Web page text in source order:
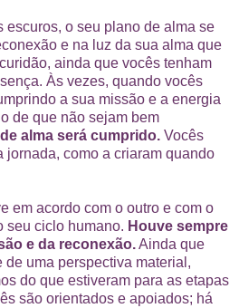
escuros, o seu plano de alma se
e na luz da sua alma que
ainda que vocês tenham
Às vezes, quando vocês
a sua missão e a energia
de que não sejam bem
alma será cumprido. Vocês
jornada, como a criaram quando
em acordo com o outro e com o
seu ciclo humano. Houve sempre
e da reconexão.Ainda que
de uma perspectiva material,
do que estiveram para as etapas
são orientados e apoiados; há